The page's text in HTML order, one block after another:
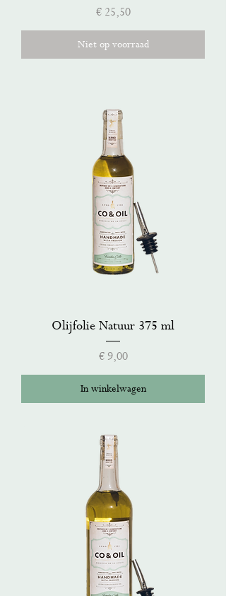
Prijs
€ 25,50
Niet op voorraad
Olijfolie Natuur 375 ml
Prijs
€ 9,00
In winkelwagen